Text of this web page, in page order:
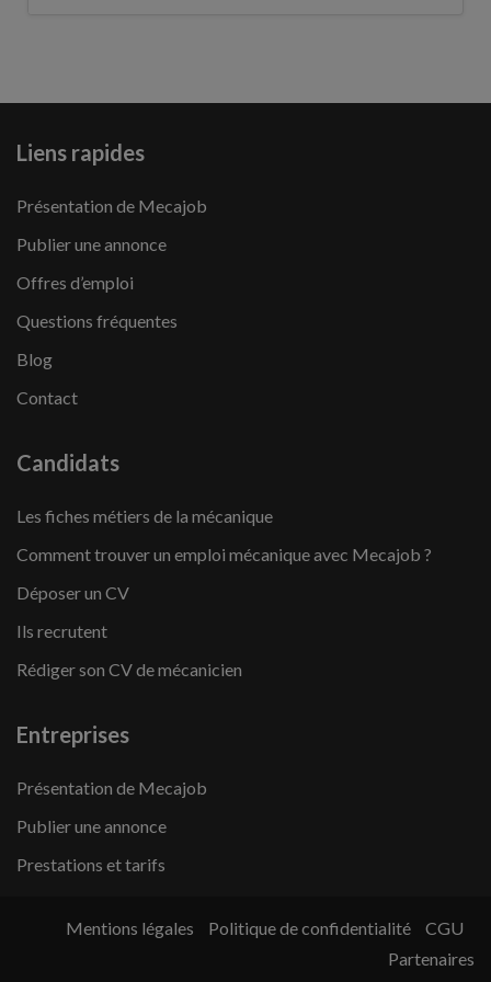
Liens rapides
Présentation de Mecajob
Publier une annonce
Offres d’emploi
Questions fréquentes
Blog
Contact
Candidats
Les fiches métiers de la mécanique
Comment trouver un emploi mécanique avec Mecajob ?
Déposer un CV
Ils recrutent
Rédiger son CV de mécanicien
Entreprises
Présentation de Mecajob
Publier une annonce
Prestations et tarifs
Mentions légales Politique de confidentialité
CGU
Partenaires